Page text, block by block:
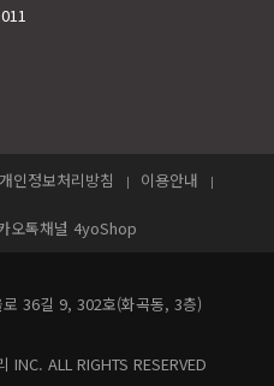
개인정보처리방침 이용안내
오톡채널 4yoShop
36길 9, 302호(화곡동, 3층)
ALL RIGHTS RESERVED